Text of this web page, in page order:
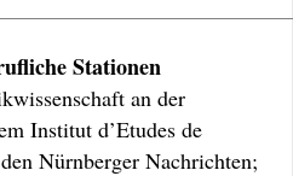
Stationen
an der
Institut d’Etudes de
Nürnberger Nachrichten;